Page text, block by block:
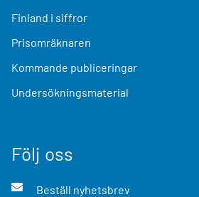
Finland i siffror
Prisomräknaren
Kommande publiceringar
Undersökningsmaterial
Följ oss
Beställ nyhetsbrev